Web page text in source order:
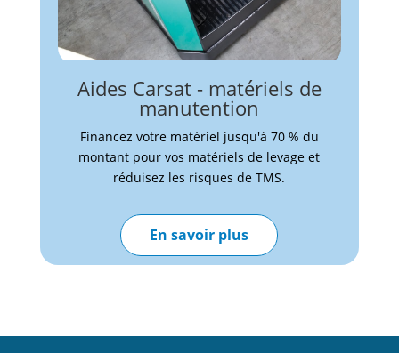
Aides Carsat - matériels de
manutention
Financez votre matériel jusqu'à 70 % du
montant pour vos matériels de levage et
réduisez les risques de TMS.
En savoir plus